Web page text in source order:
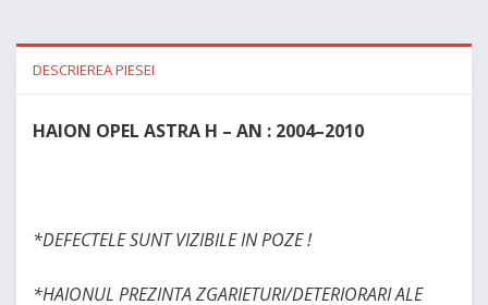
DESCRIEREA PIESEI
HAION OPEL ASTRA H – AN : 2004–2010
*DEFECTELE SUNT VIZIBILE IN POZE !
*HAIONUL PREZINTA ZGARIETURI/DETERIORARI ALE